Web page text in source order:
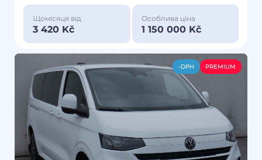
Щомісяця від
3 420 Kč
Особлива ціна
1 150 000 Kč
-DPH PREMIUM